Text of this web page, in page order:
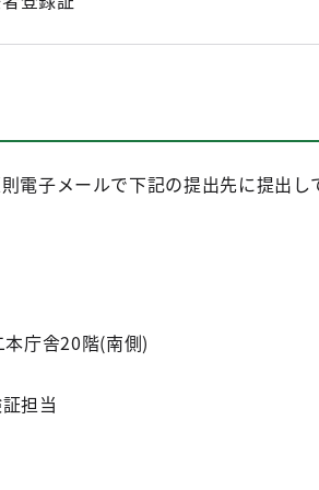
電子メールで下記の提出先に提出し
庁舎20階(南側)
担当